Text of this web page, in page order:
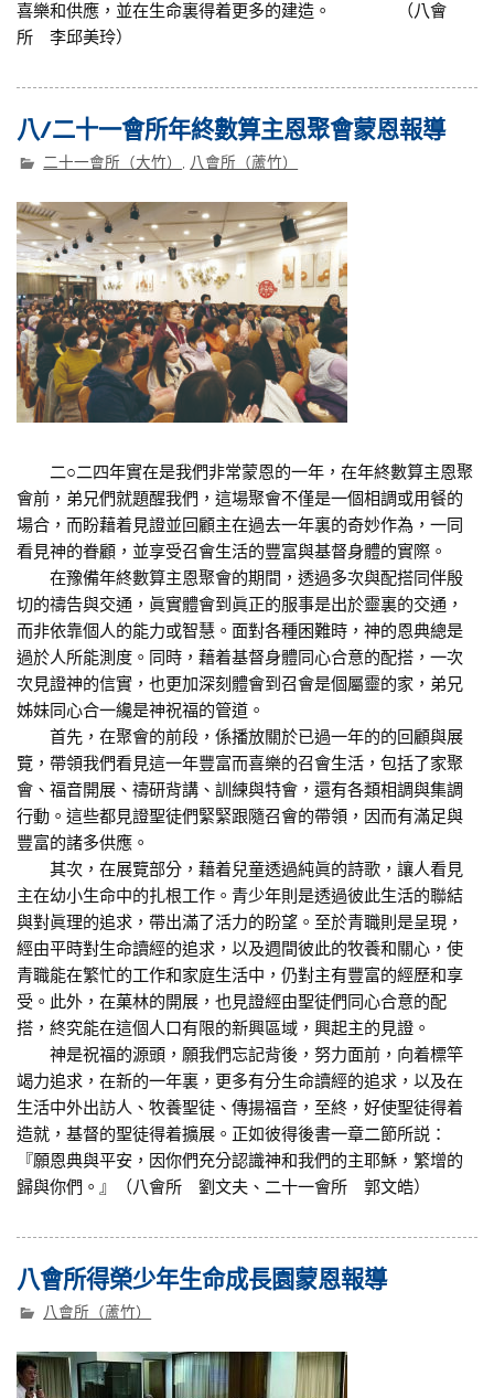
喜樂和供應，並在生命裏得着更多的建造。 （八會
所 李邱美玲）
八/二十一會所年終數算主恩聚會蒙恩報導
二十一會所（大竹） 八會所（蘆竹）
二○二四年實在是我們非常蒙恩的一年，在年終數算主恩聚
會前，弟兄們就題醒我們，這場聚會不僅是一個相調或用餐的
場合，而盼藉着見證並回顧主在過去一年裏的奇妙作為，一同
看見神的眷顧，並享受召會生活的豐富與基督身體的實際。
在豫備年終數算主恩聚會的期間，透過多次與配搭同伴殷
切的禱告與交通，眞實體會到眞正的服事是出於靈裏的交通，
而非依靠個人的能力或智慧。面對各種困難時，神的恩典總是
過於人所能測度。同時，藉着基督身體同心合意的配搭，一次
次見證神的信實，也更加深刻體會到召會是個屬靈的家，弟兄
姊妹同心合一纔是神祝福的管道。
首先，在聚會的前段，係播放關於已過一年的的回顧與展
覽，帶領我們看見這一年豐富而喜樂的召會生活，包括了家聚
會、福音開展、禱研背講、訓練與特會，還有各類相調與集調
行動。這些都見證聖徒們緊緊跟隨召會的帶領，因而有滿足與
豐富的諸多供應。
其次，在展覽部分，藉着兒童透過純眞的詩歌，讓人看見
主在幼小生命中的扎根工作。青少年則是透過彼此生活的聯結
與對眞理的追求，帶出滿了活力的盼望。至於青職則是呈現，
經由平時對生命讀經的追求，以及週間彼此的牧養和關心，使
青職能在繁忙的工作和家庭生活中，仍對主有豐富的經歷和享
受。此外，在菓林的開展，也見證經由聖徒們同心合意的配
搭，終究能在這個人口有限的新興區域，興起主的見證。
神是祝福的源頭，願我們忘記背後，努力面前，向着標竿
竭力追求，在新的一年裏，更多有分生命讀經的追求，以及在
生活中外出訪人、牧養聖徒、傳揚福音，至終，好使聖徒得着
造就，基督的聖徒得着擴展。正如彼得後書一章二節所説：
『願恩典與平安，因你們充分認識神和我們的主耶穌，繁增的
歸與你們。』（八會所 劉文夫、二十一會所 郭文皓）
八會所得榮少年生命成長園蒙恩報導
八會所（蘆竹）